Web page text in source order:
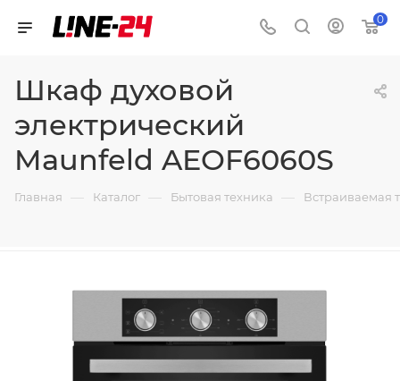
0
Шкаф духовой
электрический
Maunfeld AEOF6060S
Главная — Каталог — Бытовая техника — Встраиваемая